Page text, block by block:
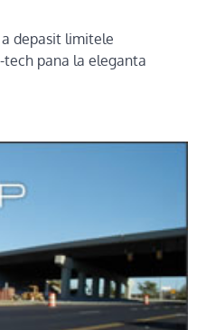
depasit limitele
pana la eleganta